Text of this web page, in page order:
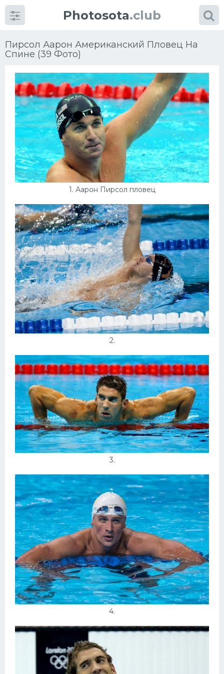
Photosota.club
Пирсол Аарон Американский Пловец На
Спине (39 Фото)
1. Аарон Пирсол пловец
2.
3.
4.
КатегорииФото
Много картинок...
Футбол
Хоккей
Велогонки
Конькобежный спорт
Тренажеры
Интерьеры квартир